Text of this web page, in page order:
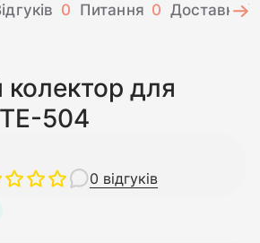
0 Питання 0 Доставка і
колектор для
ТЕ-504
0 відгуків